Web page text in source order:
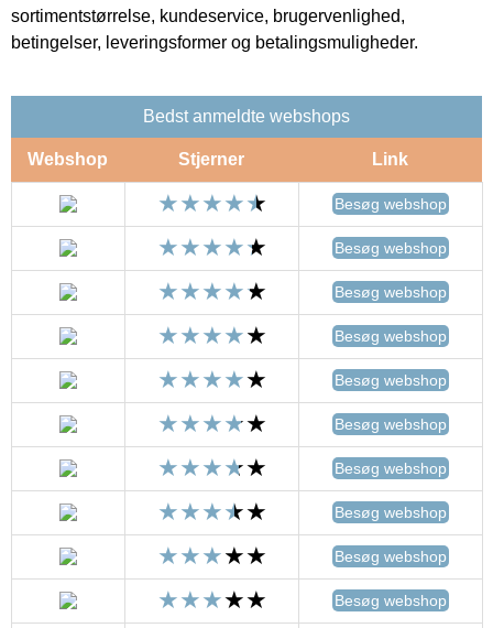
sortimentstørrelse, kundeservice, brugervenlighed,
betingelser, leveringsformer og betalingsmuligheder.
Bedst anmeldte webshops
Webshop Stjerner Link
Besøg webshop
Besøg webshop
Besøg webshop
Besøg webshop
Besøg webshop
Besøg webshop
Besøg webshop
Besøg webshop
Besøg webshop
Besøg webshop